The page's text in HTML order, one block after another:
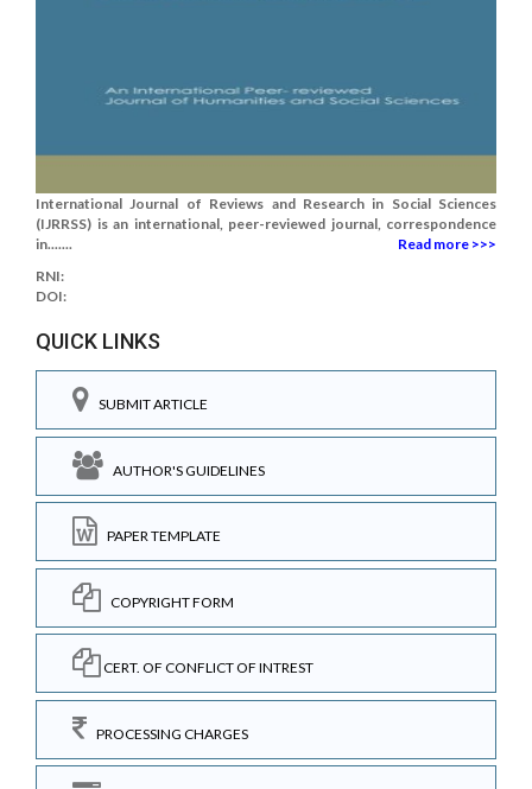
International Journal of Reviews and Research in Social Sciences
(IJRRSS) is an international, peer-reviewed journal, correspondence
in.......
Read more >>>
RNI:
DOI:
QUICK LINKS
SUBMIT ARTICLE
AUTHOR'S GUIDELINES
PAPER TEMPLATE
COPYRIGHT FORM
CERT. OF CONFLICT OF INTREST
PROCESSING CHARGES